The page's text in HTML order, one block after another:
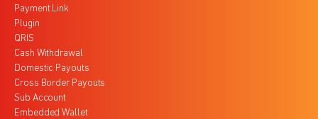
Payment Link
Plugin
QRIS
Cash Withdrawal
Domestic Payouts
Cross Border Payouts
Sub Account
Embedded Wallet